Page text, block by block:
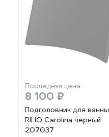
Последняя цена
8 100 ₽
Подголовник для ванны
RIHO Carolina черный
207037